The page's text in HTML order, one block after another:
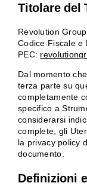
Titolare del
Revolution
Codice Fiscale e
PEC:
Dal momento
terza parte su
completamente
specifico a
considerarsi
complete, gli
la privacy policy
documento.
Definizioni